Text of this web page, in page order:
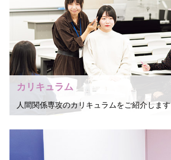
カリキュラム
人間関係専攻のカリキュラムをご紹介します